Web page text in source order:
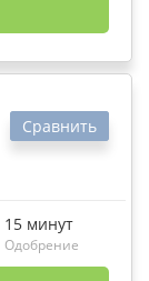
Сравнить
15 минут
Одобрение